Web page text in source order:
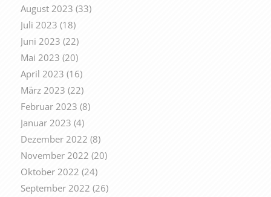
August 2023 (33)
Juli 2023 (18)
Juni 2023 (22)
Mai 2023 (20)
April 2023 (16)
März 2023 (22)
Februar 2023 (8)
Januar 2023 (4)
Dezember 2022 (8)
November 2022 (20)
Oktober 2022 (24)
September 2022 (26)